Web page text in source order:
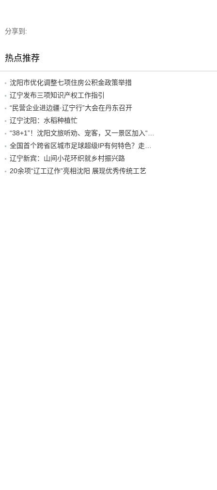
分享到:
热点推荐
沈阳市优化调整七项住房公积金政策举措
辽宁发布三项知识产权工作指引
“民营企业进边疆·辽宁行”大会在丹东召开
辽宁沈阳：水稻种植忙
辽宁新宾：山间小花环织就乡村振兴路
20余项“辽工辽作”亮相沈阳 展现优秀传统工艺